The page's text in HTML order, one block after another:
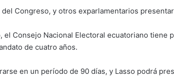
Congreso, y otros exparlamentarios
el Consejo Nacional Electoral ecuatoriano
de cuatro años.
en un período de 90 días, y Lasso podrá